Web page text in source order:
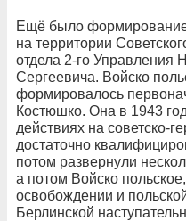
Ещё было формирование
на территории
отдела 2-го
Сергеевича. Войско
формировалось
Костюшко. Она в 1943
действиях на советско-
достаточно
потом развернули
а потом Войско
освобождении и
Берлинской